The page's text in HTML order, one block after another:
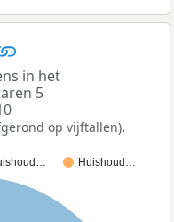
in het
5
op vijftallen).
Huishoud…